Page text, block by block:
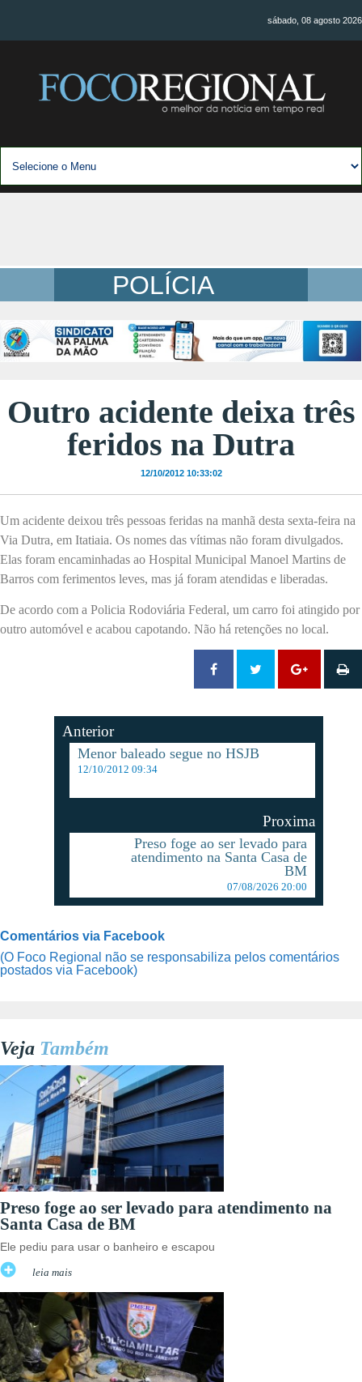
sábado, 08 agosto 2026
POLÍCIA
Outro acidente deixa três
feridos na Dutra
12/10/2012 10:33:02
Um acidente deixou três pessoas feridas na manhã desta sexta-feira na
Via Dutra, em Itatiaia. Os nomes das vítimas não foram divulgados.
Elas foram encaminhadas ao Hospital Municipal Manoel Martins de
Barros com ferimentos leves, mas já foram atendidas e liberadas.
De acordo com a Policia Rodoviária Federal, um carro foi atingido por
outro automóvel e acabou capotando. Não há retenções no local.
Anterior
Menor baleado segue no HSJB
12/10/2012 09:34
Proxima
Preso foge ao ser levado para
atendimento na Santa Casa de
BM
07/08/2026 20:00
Comentários via Facebook
(O Foco Regional não se responsabiliza pelos comentários
postados via Facebook)
Veja Também
Preso foge ao ser levado para atendimento na
Santa Casa de BM
Ele pediu para usar o banheiro e escapou
leia mais